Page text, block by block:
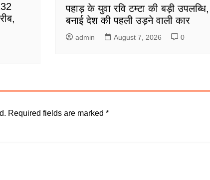
पहाड़ के युवा रवि टम्टा की बड़ी उपलब्धि,
बनाई देश की पहली उड़ने वाली कार
admin August 7, 2026 0
Required fields are marked *